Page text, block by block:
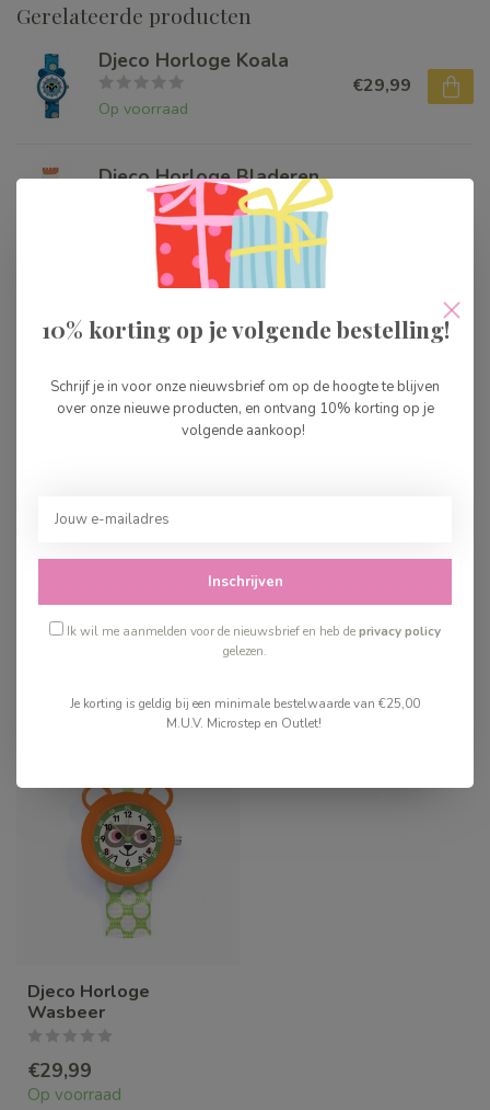
Gerelateerde producten
Djeco Horloge Koala
Op voorraad
€29,99
Djeco Horloge Bladeren
Op voorraad
Djeco Horloge Nacht
Op voorraad
€29,99
Djeco Horloge Kat Blauw
Djeco Horloge Superhero
Djeco Horloge
Wasbeer
€29,99
Op voorraad
10% korting op je volgende bestelling!
Schrijf je in voor onze nieuwsbrief om op de hoogte te blijven
over onze nieuwe producten, en ontvang 10% korting op je
volgende aankoop!
Inschrijven
Ik wil me aanmelden voor de nieuwsbrief en heb deprivacy policy
gelezen.
Je korting is geldig bij een minimale bestelwaarde van €25,00
M.U.V. Microstep en Outlet!